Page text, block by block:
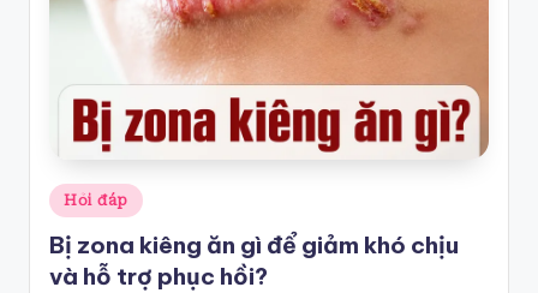
Posted
in
Hỏi đáp
Bị zona kiêng ăn gì để giảm khó chịu
và hỗ trợ phục hồi?